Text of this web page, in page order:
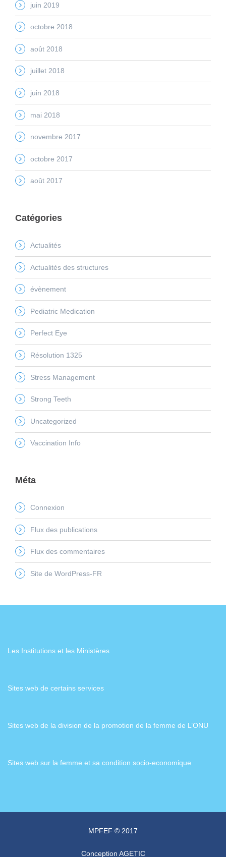
juin 2019
octobre 2018
août 2018
juillet 2018
juin 2018
mai 2018
novembre 2017
octobre 2017
août 2017
Catégories
Actualités
Actualités des structures
évènement
Pediatric Medication
Perfect Eye
Résolution 1325
Stress Management
Strong Teeth
Uncategorized
Vaccination Info
Méta
Connexion
Flux des publications
Flux des commentaires
Site de WordPress-FR
Les Institutions et les Ministères
Sites web de certains services
Sites web de la division de la promotion de la femme de L’ONU
Sites web sur la femme et sa condition socio-economique
MPFEF © 2017
Conception AGETIC